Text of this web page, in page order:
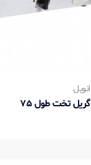
انویل
گریل تخت طول 75